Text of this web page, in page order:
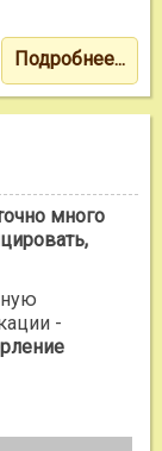
Подробнее...
много
-